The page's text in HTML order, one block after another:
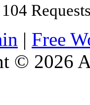
| Free
© 2026